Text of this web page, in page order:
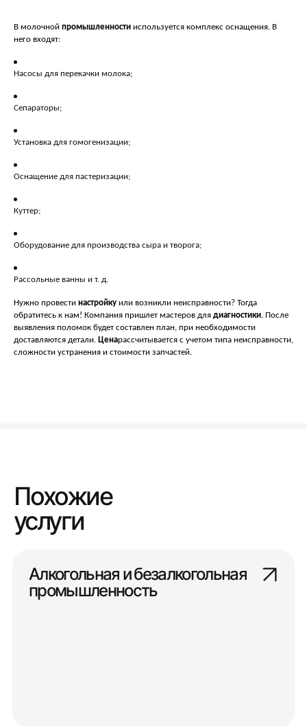
В молочной промышленности используется комплекс оснащения. В
него входят:
Насосы для перекачки молока;
Сепараторы;
Установка для гомогенизации;
Оснащение для пастеризации;
Куттер;
Оборудование для производства сыра и творога;
Рассольные ванны и т. д.
Нужно провести настройку или возникли неисправности? Тогда
обратитесь к нам! Компания пришлет мастеров для диагностики. После
выявления поломок будет составлен план, при необходимости
доставляются детали. Ценарассчитывается с учетом типа неисправности,
сложности устранения и стоимости запчастей.
Похожие
услуги
Алкогольная и безалкогольная
промышленность